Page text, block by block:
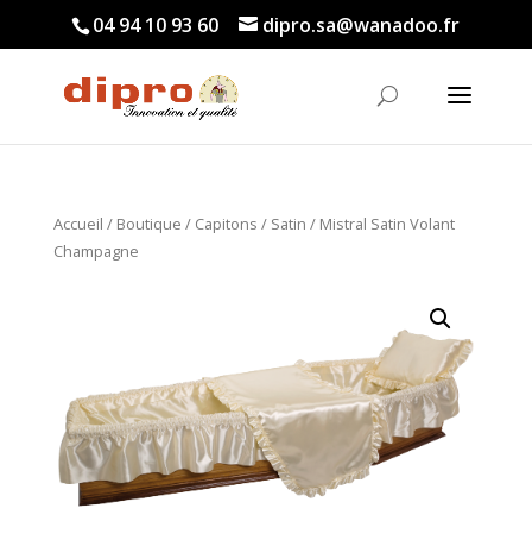
04 94 10 93 60 dipro.sa@wanadoo.fr
Accueil / Boutique / Capitons / Satin / Mistral Satin Volant
Champagne